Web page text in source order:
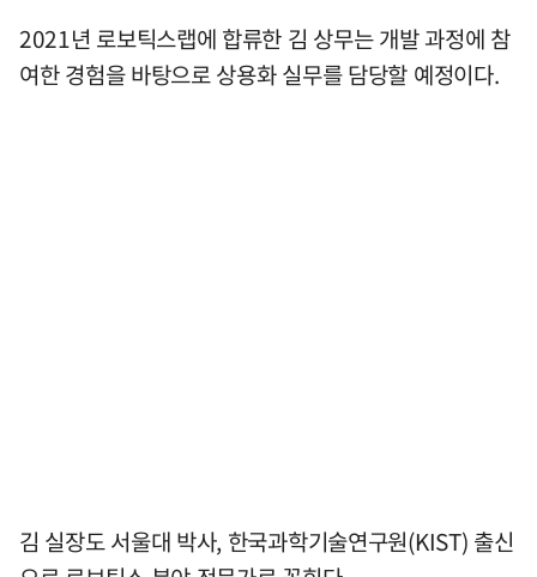
2021년 로보틱스랩에 합류한 김 상무는 개발 과정에 참
여한 경험을 바탕으로 상용화 실무를 담당할 예정이다.
김 실장도 서울대 박사, 한국과학기술연구원(KIST) 출신